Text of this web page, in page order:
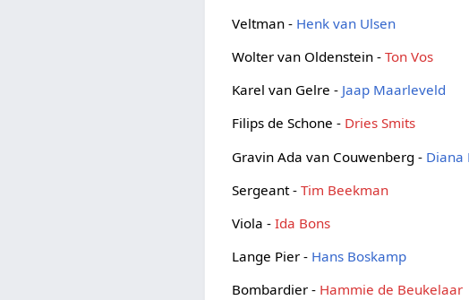
Veltman - Henk van Ulsen
Wolter van Oldenstein -Ton Vos
Karel van Gelre - Jaap Maarleveld
Filips de Schone - Dries Smits
Gravin Ada van Couwenberg - Diana
Sergeant -Tim Beekman
Viola -Ida Bons
Lange Pier - Hans Boskamp
Bombardier - Hammie de Beukelaar